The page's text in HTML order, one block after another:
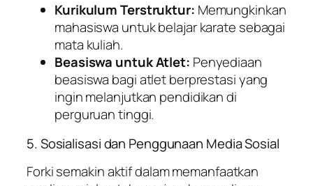
Kurikulum Terstruktur: Memungkinkan
mahasiswa untuk belajar karate sebagai
mata kuliah.
Beasiswa untuk Atlet: Penyediaan
beasiswa bagi atlet berprestasi yang
ingin melanjutkan pendidikan di
perguruan tinggi.
5. Sosialisasi dan Penggunaan Media Sosial
Forki semakin aktif dalam memanfaatkan